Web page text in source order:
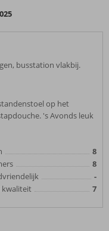
busstation vlakbij.
op het
's Avonds leuk
8
8
-
kwaliteit
7